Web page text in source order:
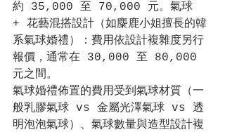
約 35,000 至 70,000 元。氣球
+ 花藝混搭設計（如麋鹿小姐擅長的韓
系氣球婚禮）：費用依設計複雜度另行
報價，通常在 30,000 至 80,000
元之間。
氣球婚禮佈置的費用受到氣球材質（一
般乳膠氣球 vs 金屬光澤氣球 vs 透
明泡泡氣球）、氣球數量與造型設計複